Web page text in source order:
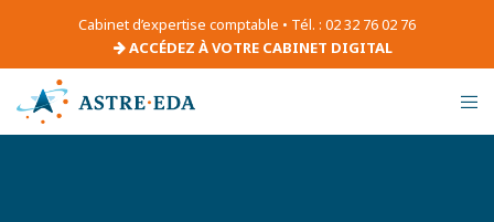
Cabinet d’expertise comptable • Tél. : 02 32 76 02 76
ACCÉDEZ À VOTRE CABINET DIGITAL